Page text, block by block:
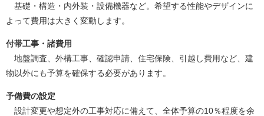
基礎・構造・内外装・設備機器など。希望する性能やデザインに
よって費用は大きく変動します。
付帯工事・諸費用
地盤調査、外構工事、確認申請、住宅保険、引越し費用など、建
物以外にも予算を確保する必要があります。
予備費の設定
設計変更や想定外の工事対応に備えて、全体予算の10％程度を余